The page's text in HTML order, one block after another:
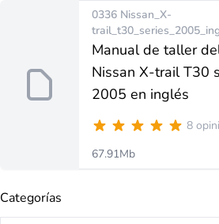
0336 Nissan_X-
Manual de taller
Nissan X-trail T30
2005 en inglés
8
67.91Mb
Categorías